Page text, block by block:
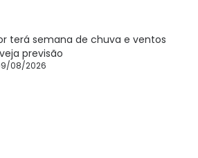
terá semana de chuva e ventos
previsão
08/2026